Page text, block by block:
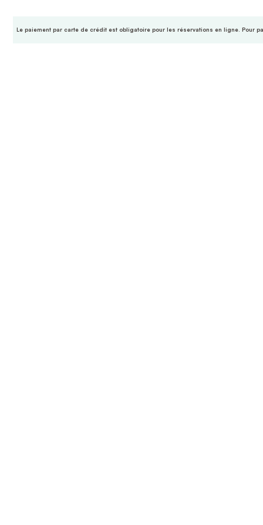
Le paiement par carte de crédit est obligatoire pour les réservations en ligne. Pour